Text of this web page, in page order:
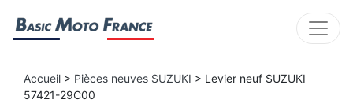
Accueil > Pièces neuves SUZUKI > Levier neuf SUZUKI
57421-29C00